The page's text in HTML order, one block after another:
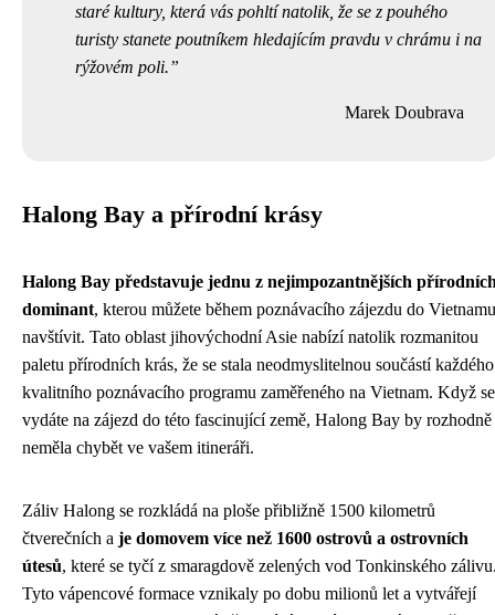
staré kultury, která vás pohltí natolik, že se z pouhého
turisty stanete poutníkem hledajícím pravdu v chrámu i na
rýžovém poli.
Marek Doubrava
Halong Bay a přírodní krásy
Halong Bay představuje jednu z nejimpozantnějších
dominant, kterou můžete během poznávacího zájezdu do Vietnamu
navštívit. Tato oblast jihovýchodní Asie nabízí natolik rozmanitou
paletu přírodních krás, že se stala neodmyslitelnou součástí každého
kvalitního poznávacího programu zaměřeného na Vietnam. Když se
vydáte na zájezd do této fascinující země, Halong Bay by rozhodně
neměla chybět ve vašem itineráři.
Záliv Halong se rozkládá na ploše přibližně 1500 kilometrů
čtverečních a je domovem více než 1600 ostrovů a ostrovních
útesů, které se tyčí z smaragdově zelených vod Tonkinského
Tyto vápencové formace vznikaly po dobu milionů let a vytvářejí